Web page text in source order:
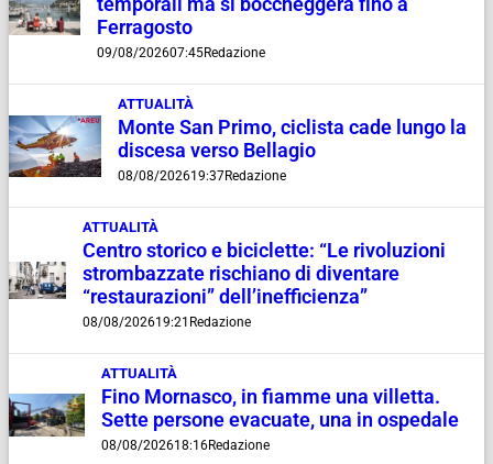
temporali ma si boccheggerà fino a
Ferragosto
09/08/202607:45Redazione
ATTUALITÀ
Monte San Primo, ciclista cade lungo la
discesa verso Bellagio
08/08/202619:37Redazione
ATTUALITÀ
Centro storico e biciclette: “Le rivoluzioni
strombazzate rischiano di diventare
“restaurazioni” dell’inefficienza”
08/08/202619:21 Redazione
ATTUALITÀ
Fino Mornasco, in fiamme una villetta.
Sette persone evacuate, una in ospedale
08/08/202618:16Redazione